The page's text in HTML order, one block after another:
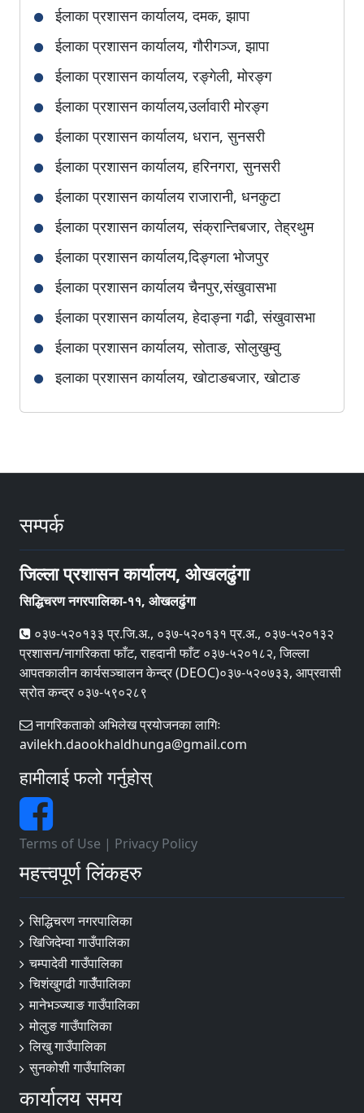
ईलाका प्रशासन कार्यालय, दमक, झापा
ईलाका प्रशासन कार्यालय, गौरीगञ्ज, झापा
ईलाका प्रशासन कार्यालय, रङ्गेली, मोरङ्ग
ईलाका प्रशासन कार्यालय,उर्लावारी मोरङ्ग
ईलाका प्रशासन कार्यालय, धरान, सुनसरी
ईलाका प्रशासन कार्यालय, हरिनगरा, सुनसरी
ईलाका प्रशासन कार्यालय राजारानी, धनकुटा
ईलाका प्रशासन कार्यालय, संक्रान्तिबजार, तेह्रथुम
ईलाका प्रशासन कार्यालय,दिङ्गला भोजपुर
ईलाका प्रशासन कार्यालय चैनपुर,संखुवासभा
ईलाका प्रशासन कार्यालय, हेदाङ्ना गढी, संखुवासभा
ईलाका प्रशासन कार्यालय, सोताङ, सोलुखुम्वु
इलाका प्रशासन कार्यालय, खोटाङबजार, खोटाङ
ईलाका प्रशासन कार्यालय, ऐंसेलुखर्क, खोटाङ
इलाका प्रशासन कार्यालय, कटारी, उदयपुर
ईलाका प्रशासन कार्यालय, बोदेबर्सायन, सप्तरी
ईलाका प्रशासन कार्यालय, यदुकुवा, धनुषा
ईलाका प्रशासन कार्यालय, बर्दिबास, महोत्तरी
ईलाका प्रशासन कार्यालय, गौशाला महोत्तरी
ईलाका प्रशासन कार्यालय, हरिओन, सर्लाही
ईलाका प्रशासन कार्यालय, लाप्चानेप्रिती, रामेछाप
ईलाका प्रशासन कार्यालय, साँखु, काठमाण्डौ
ईलाका प्रशासन कार्यालय, फर्पिङ, काठमाडाैं
ईलाका प्रशासन कार्यालय गोटिखेल ललितपुर
ईलाका प्रशासन कार्यालय, बनखुचौर, काभ्रेपलान्चोक
ईलाका प्रशासन कार्यालय, गरुडा, रौतहट
ईलाका प्रशासन कार्यालय, चन्द्रनिगाहपुर, रौतहट
ईलाका प्रशासन कार्यालय, कोल्बी, बारा
ईलाका प्रशासन कार्यालय, सिम्रौनगढ, बारा
ईलाका प्रशासन कार्यालय, सिमरा, बारा
सम्पर्क
जिल्ला प्रशासन कार्यालय, ओखलढुंगा
सिद्धिचरण नगरपालिका-११, ओखलढुंगा
०३७-५२०१३३ प्र.जि.अ., ०३७-५२०१३१ प्र.अ., ०३७-५२०१३२
प्रशासन/नागरिकता फाँट, राहदानी फाँट ०३७-५२०१८२, जिल्ला
आपतकालीन कार्यसञ्‍चालन केन्द्र (DEOC)०३७-५२०७३३, आप्रवासी
स्रोत कन्द्र ०३७-५९०२८९
नागरिकताको अभिलेख प्रयोजनका लागिः
avilekh.daookhaldhunga@gmail.com
हामीलाई फलो गर्नुहोस्
Terms of Use | Privacy Policy
महत्त्वपूर्ण लिंकहरु
सिद्धिचरण नगरपालिका
खिजिदेम्वा गाउँपालिका
चम्पादेवी गाउँपालिका
चिशंखुगढी गाउँँपालिका
मानेभञ्‍ज्याङ गाउँपालिका
मोलुङ गाउँपालिका
लिखु गाउँपालिका
सुनकोशी गाउँपालिका
कार्यालय समय